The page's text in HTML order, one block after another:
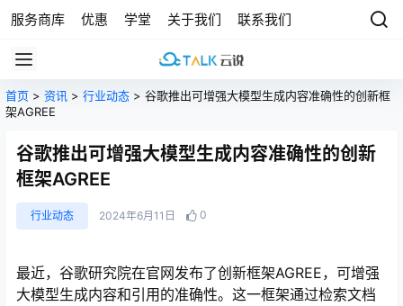
服务商库 优惠 学堂 关于我们 联系我们
首页 > 资讯 > 行业动态 > 谷歌推出可增强大模型生成内容准确性的创新框
架AGREE
谷歌推出可增强大模型生成内容准确性的创新
框架AGREE
行业动态 2024年6月11日 0
最近，谷歌研究院在官网发布了创新框架AGREE，可增强
大模型生成内容和引用的准确性。这一框架通过检索文档